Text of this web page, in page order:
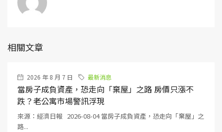
相關文章
2026 年 8 月 7 日 最新消息
當房子成負資產，恐走向「棄屋」之路 房價只漲不
跌？老公寓市場警訊浮現
來源：經濟日報 2026-08-04 當房子成負資產，恐走向「棄屋」之
路...